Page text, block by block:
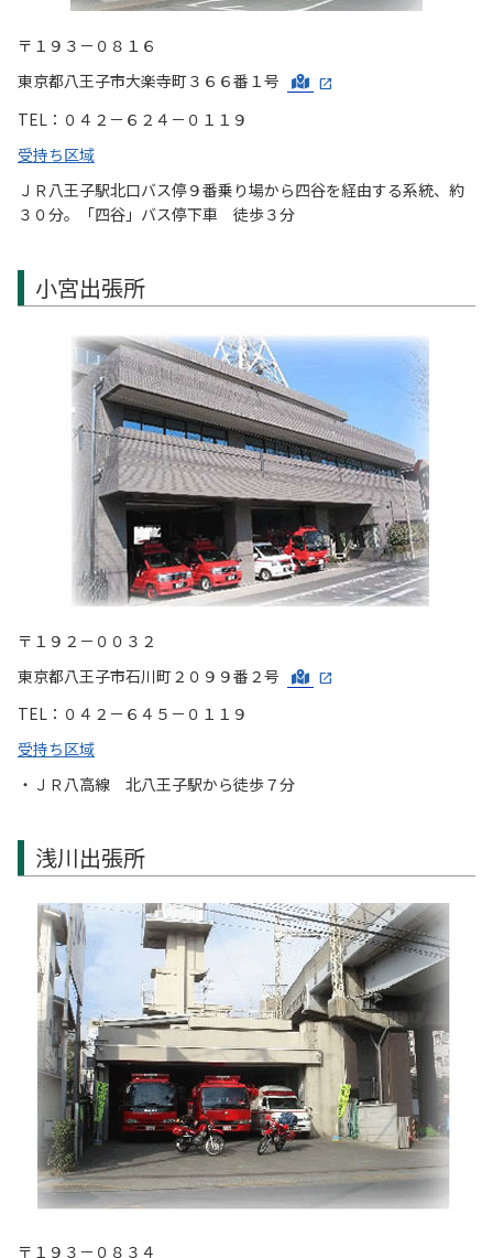
〒１９３－０８１６
東京都八王子市大楽寺町３６６番１号
TEL：０４２－６２４－０１１９
受持ち区域
ＪＲ八王子駅北口バス停９番乗り場から四谷を経由する系統、約
３０分。「四谷」バス停下車 徒歩３分
小宮出張所
〒１９２－００３２
東京都八王子市石川町２０９９番２号
TEL：０４２－６４５－０１１９
受持ち区域
・ＪＲ八高線 北八王子駅から徒歩７分
浅川出張所
〒１９３－０８３４